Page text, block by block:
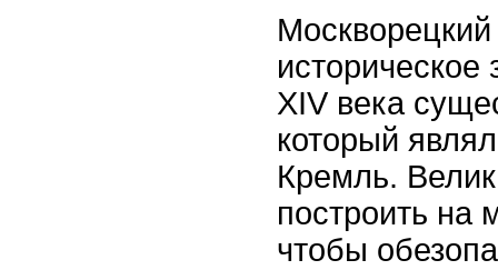
XIV века
который
Кремль.
построить на
чтобы